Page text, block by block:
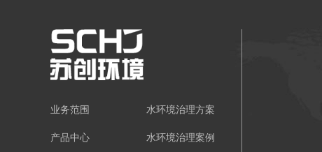
业务范围
产品中心
水环境治理方案
水环境治理案例